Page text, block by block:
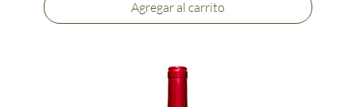
Agregar al carrito